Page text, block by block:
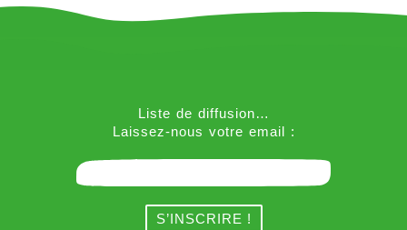
Liste de diffusion…
Laissez-nous votre email :